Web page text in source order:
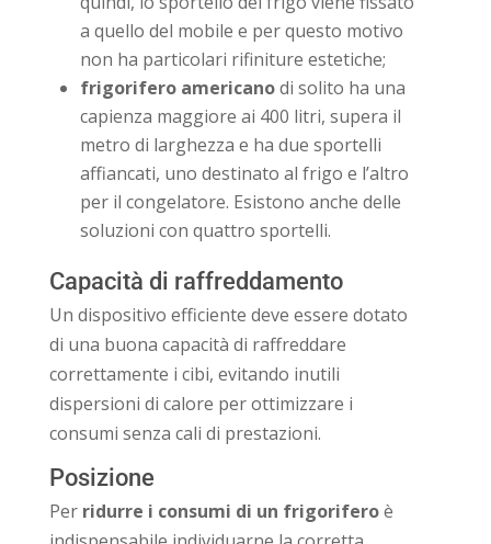
a quello del mobile e per questo motivo
non ha particolari rifiniture estetiche;
frigorifero americanodi solito ha una
capienza maggiore ai 400 litri, supera il
metro di larghezza e ha due sportelli
affiancati, uno destinato al frigo e l’altro
per il congelatore. Esistono anche delle
soluzioni con quattro sportelli.
Capacità di raffreddamento
Un dispositivo efficiente deve essere dotato
di una buona capacità di raffreddare
correttamente i cibi, evitando inutili
dispersioni di calore per ottimizzare i
consumi senza cali di prestazioni.
Posizione
Per ridurre i consumi di un frigoriferoè